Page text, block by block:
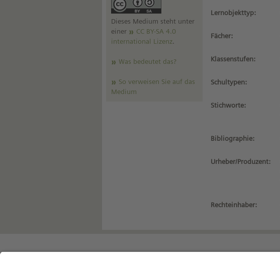
Dieses Medium steht unter
einer
CC BY-SA 4.0
international Lizenz.
Was bedeutet das?
So verweisen Sie auf das
Medium
Lernobjekttyp:
Fächer:
Klassenstufen:
Schultypen:
Stichworte:
Bibliographie:
Urheber/Produzent:
Rechteinhaber: